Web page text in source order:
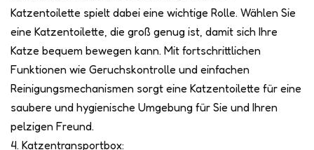
Katzentoilette spielt dabei eine wichtige Rolle. Wählen Sie
eine Katzentoilette, die groß genug ist, damit sich Ihre
Katze bequem bewegen kann. Mit fortschrittlichen
Funktionen wie Geruchskontrolle und einfachen
Reinigungsmechanismen sorgt eine Katzentoilette für eine
saubere und hygienische Umgebung für Sie und Ihren
pelzigen Freund.
4. Katzentransportbox: